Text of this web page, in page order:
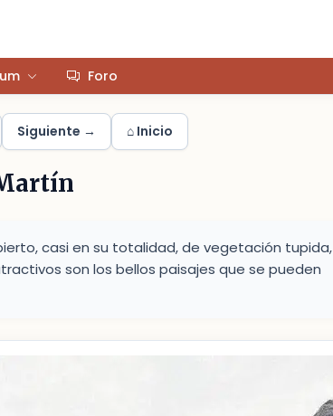
Foro
Siguiente → ⌂ Inicio
casi en su totalidad, de vegetación tupida,
son los bellos paisajes que se pueden